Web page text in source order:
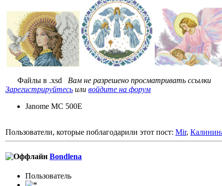
Файлы в .xsd Вам не разрешено просматривать ссылки
Зарегистрируйтесь или войдите на форум
Janome MC 500E
Пользователи, которые поблагодарили этот пост: Mir,
Bondlena
Пользовaтeль